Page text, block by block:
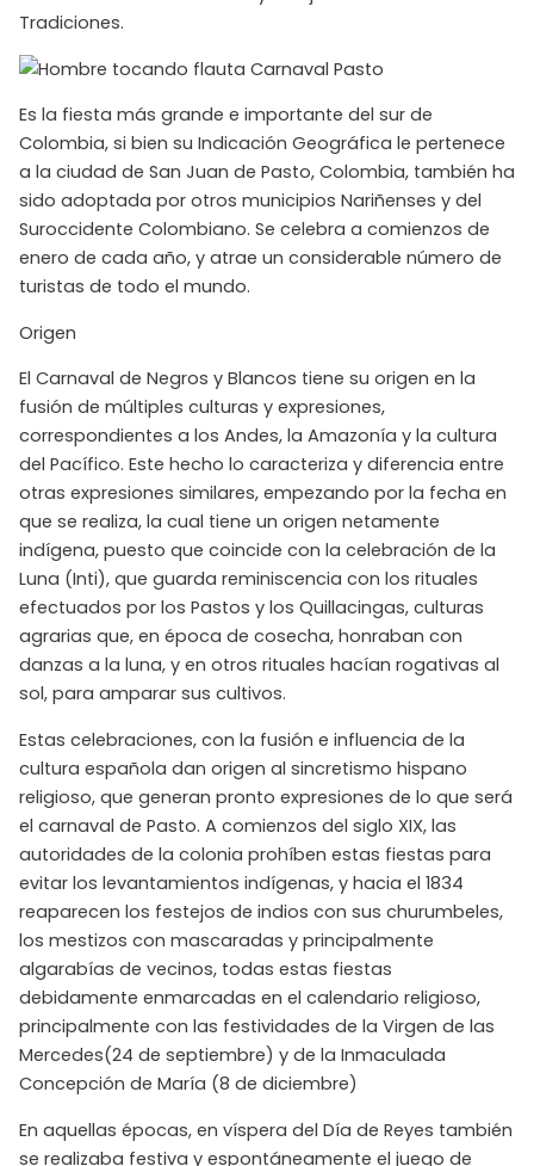
Tradiciones.
Es la fiesta más grande e importante del sur de
Colombia, si bien su Indicación Geográfica le pertenece
a la ciudad de San Juan de Pasto, Colombia, también ha
sido adoptada por otros municipios Nariñenses y del
Suroccidente Colombiano. Se celebra a comienzos de
enero de cada año, y atrae un considerable número de
turistas de todo el mundo.
Origen
El Carnaval de Negros y Blancos tiene su origen en la
fusión de múltiples culturas y expresiones,
correspondientes a los Andes, la Amazonía y la cultura
del Pacífico. Este hecho lo caracteriza y diferencia entre
otras expresiones similares, empezando por la fecha en
que se realiza, la cual tiene un origen netamente
indígena, puesto que coincide con la celebración de la
Luna (Inti), que guarda reminiscencia con los rituales
efectuados por los Pastos y los Quillacingas, culturas
agrarias que, en época de cosecha, honraban con
danzas a la luna, y en otros rituales hacían rogativas al
sol, para amparar sus cultivos.
Estas celebraciones, con la fusión e influencia de la
cultura española dan origen al sincretismo hispano
religioso, que generan pronto expresiones de lo que será
el carnaval de Pasto. A comienzos del siglo XIX, las
autoridades de la colonia prohíben estas fiestas para
evitar los levantamientos indígenas, y hacia el 1834
reaparecen los festejos de indios con sus churumbeles,
los mestizos con mascaradas y principalmente
algarabías de vecinos, todas estas fiestas
debidamente enmarcadas en el calendario religioso,
principalmente con las festividades de la Virgen de las
Mercedes(24 de septiembre) y de la Inmaculada
Concepción de María (8 de diciembre)
En aquellas épocas, en víspera del Día de Reyes también
se realizaba festiva y espontáneamente el juego de